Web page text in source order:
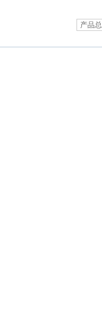
产品